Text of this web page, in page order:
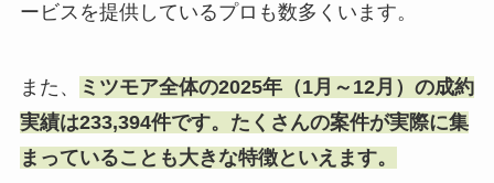
ービスを提供しているプロも数多くいます。
また、
ミツモア全体の2025年（1月～12月）の成約
実績は233,394件です。たくさんの案件が実際に集
まっていることも大きな特徴といえます。